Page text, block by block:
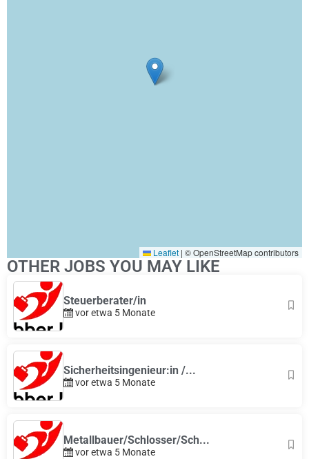
Leaflet | © OpenStreetMap contributors
OTHER JOBS YOU MAY LIKE
Steuerberater/in
vor etwa 5 Monate
Sicherheitsingenieur:in /...
vor etwa 5 Monate
Metallbauer/Schlosser/Sch...
vor etwa 5 Monate